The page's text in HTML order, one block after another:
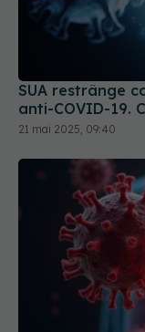
SUA restrânge
anti-COVID-19.
NB.1.8.1, noua
infecțiile. Care